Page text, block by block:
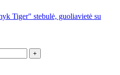
Tiger" stebulė, guoliavietė su
+